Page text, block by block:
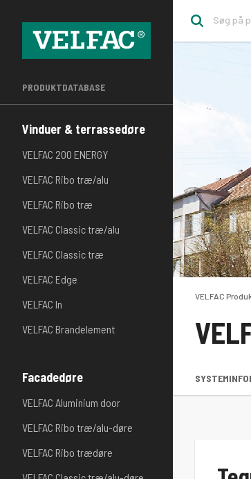
PRODUKTDATABASE
Vinduer & terrassedøre
VELFAC 200 ENERGY
VELFAC Ribo træ/alu
VELFAC Ribo træ
VELFAC Classic træ/alu
VELFAC Classic træ
VELFAC Edge
VELFAC In
VELFAC Brandelement
Facadedøre
VELFAC Aluminium door
VELFAC Ribo træ/alu-døre
VELFAC Ribo trædøre
VELFAC